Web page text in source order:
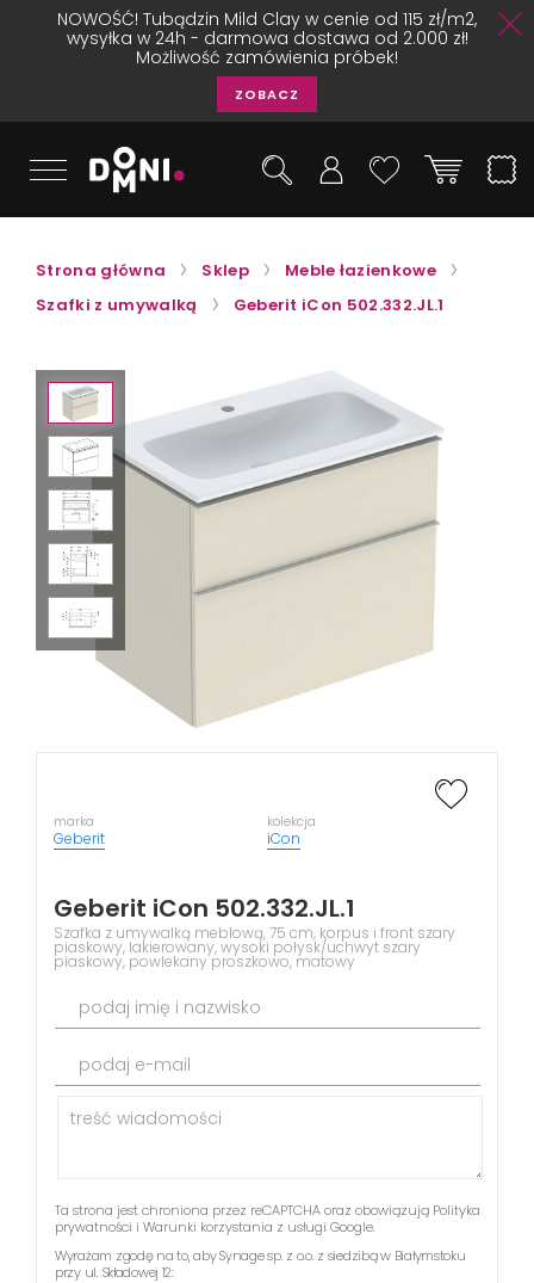
NOWOŚĆ! Tubądzin Mild Clay w cenie od 115 zł/m2,
wysyłka w 24h - darmowa dostawa od 2.000 zł!
Możliwość zamówienia próbek!
ZOBACZ
Strona główna Sklep
Meble łazienkowe
Szafki z umywalką
Geberit iCon 502.332.JL.1
marka
Geberit
kolekcja
iCon
Geberit iCon 502.332.JL.1
Szafka z umywalką meblową, 75 cm, korpus i front szary
piaskowy, lakierowany, wysoki połysk/uchwyt szary
piaskowy, powlekany proszkowo, matowy
podaj imię i nazwisko
podaj e-mail
Ta strona jest chroniona przez reCAPTCHA oraz obowiązują Polityka
prywatności i Warunki korzystania z usługi Google.
Wyrażam zgodę na to, aby Synage sp. z o.o. z siedzibą w Białymstoku
przy ul. Składowej 12: